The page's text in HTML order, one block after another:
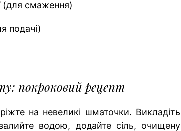
(для смаження)
подачі)
покроковий рецепт
на невеликі шматочки. Викладіть
водою, додайте сіль, очищену